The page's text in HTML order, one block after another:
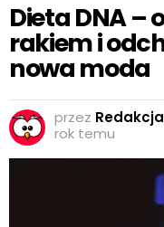
Dieta DNA –
rakiem i
nowa moda
przez
rok temu